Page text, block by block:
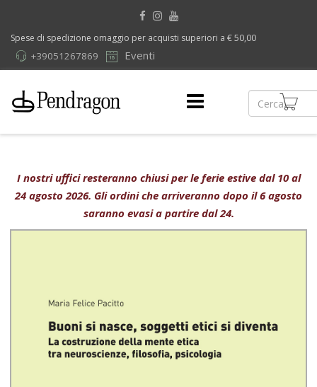
Spese di spedizione omaggio per acquisti superiori a € 50,00
Eventi
+39051267869
I nostri uffici resteranno chiusi per le ferie estive dal 10 al
24 agosto 2026. Gli ordini che arriveranno dopo il 6 agosto
saranno evasi a partire dal 24.